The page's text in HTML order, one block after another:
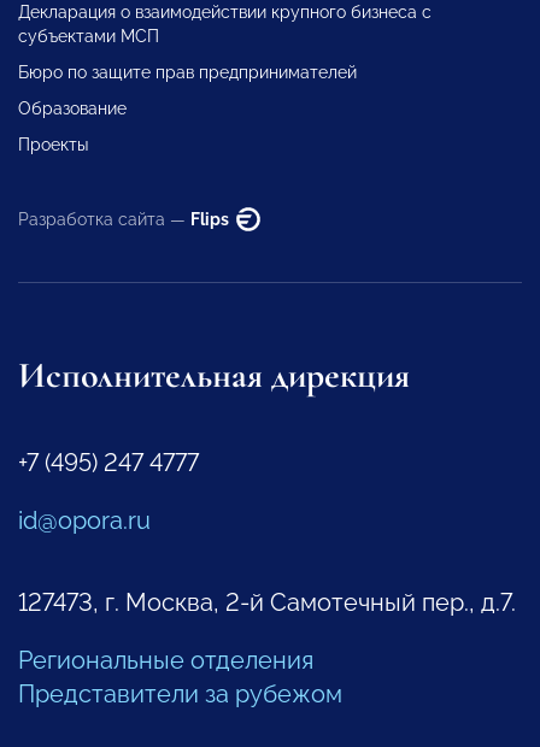
Декларация о взаимодействии крупного бизнеса с
субъектами МСП
Бюро по защите прав предпринимателей
Образование
Проекты
Разработка сайта — Flips
Исполнительная дирекция
+7 (495) 247 4777
id@opora.ru
127473, г. Москва, 2-й Самотечный пер., д.7.
Региональные отделения
Представители за рубежом